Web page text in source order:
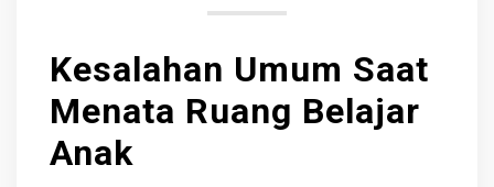
Kesalahan Umum Saat
Menata Ruang Belajar
Anak